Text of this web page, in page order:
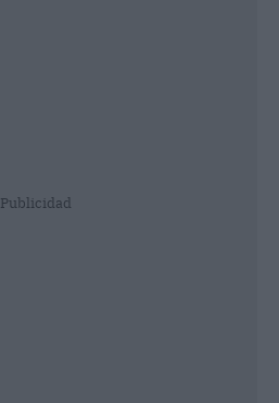
Publicidad